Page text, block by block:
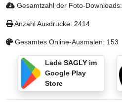
Gesamtzahl der Foto-Downloads:
Anzahl Ausdrucke: 2414
Gesamtes Online-Ausmalen: 153
Lade SAGLY im
Google Play
Store